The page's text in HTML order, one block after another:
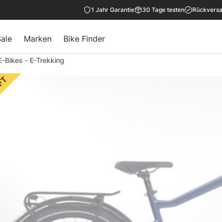
1 Jahr Garantie 30 Tage testen
Marken Bike Finder
Bikes - E-Trekking